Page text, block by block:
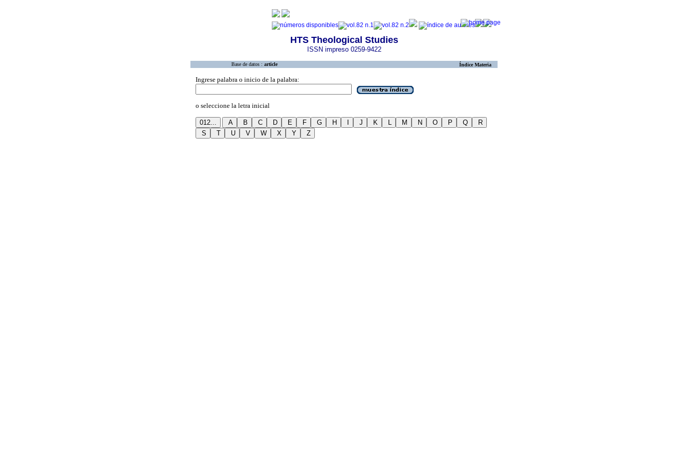
HTS Theological Studies
ISSN impreso 0259-9422
Base de datos : article Índice Materia
Ingrese palabra o inicio de la palabra:
o seleccione la letra inicial